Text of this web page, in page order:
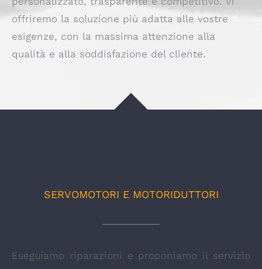
offriremo la soluzione più adatta alle vostre
esigenze, con la massima attenzione alla
qualità e alla soddisfazione del cliente.
SERVOMOTORI E MOTORIDUTTORI
Eseguiamo riparazioni e proponiamo il servizio